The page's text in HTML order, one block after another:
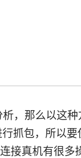
，那么以这种
抓包，所以要
接真机有很多